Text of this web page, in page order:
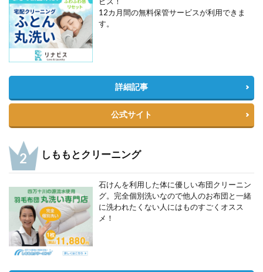
12カ月間の無料保管サービスが利用できま
す。
詳細記事
公式サイト
しももとクリーニング
石けんを利用した体に優しい布団クリーニン
グ。完全個別洗いなので他人のお布団と一緒
に洗われたくない人にはものすごくオスス
メ！